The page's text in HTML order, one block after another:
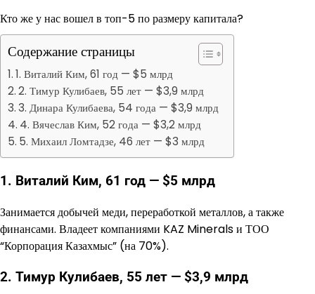
Кто же у нас вошел в топ-5 по размеру капитала?
Содержание страницы
1. Виталий Ким, 61 год — $5 млрд
2. Тимур Кулибаев, 55 лет — $3,9 млрд
3. Динара Кулибаева, 54 года — $3,9 млрд
4. Вячеслав Ким, 52 года — $3,2 млрд
5. Михаил Ломтадзе, 46 лет — $3 млрд
1. Виталий Ким, 61 год — $5 млрд
Занимается добычей меди, переработкой металлов, а также
финансами. Владеет компаниями KAZ Minerals и ТОО
“Корпорация Казахмыс” (на 70%).
2. Тимур Кулибаев, 55 лет — $3,9 млрд